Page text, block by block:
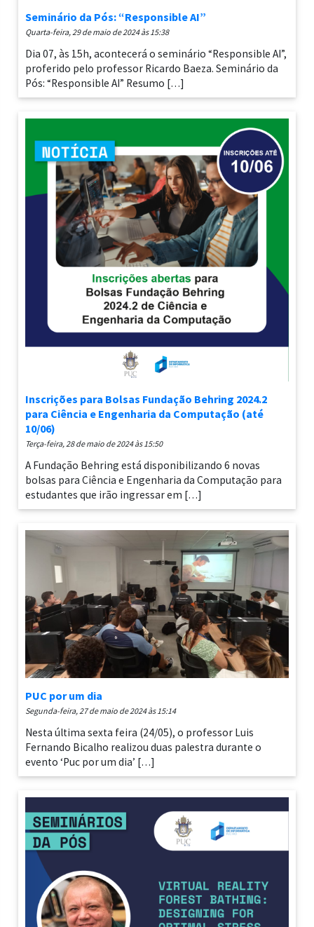
Seminário da Pós: “Responsible AI”
quarta-feira, 29 de maio de 2024 às 15:38
Dia 07, às 15h, acontecerá o seminário “Responsible AI”,
proferido pelo professor Ricardo Baeza. Seminário da
Pós: “Responsible AI” Resumo […]
Inscrições para Bolsas Fundação Behring 2024.2
para Ciência e Engenharia da Computação (até
10/06)
terça-feira, 28 de maio de 2024 às 15:50
A Fundação Behring está disponibilizando 6 novas
bolsas para Ciência e Engenharia da Computação para
estudantes que irão ingressar em […]
PUC por um dia
segunda-feira, 27 de maio de 2024 às 15:14
Nesta última sexta feira (24/05), o professor Luis
Fernando Bicalho realizou duas palestra durante o
evento ‘Puc por um dia’ […]